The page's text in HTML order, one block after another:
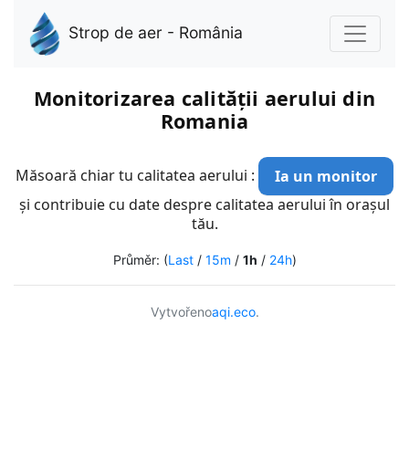
Strop de aer - România
Monitorizarea calității aerului din
Romania
Măsoară chiar tu calitatea aerului :
Ia un monitor
și contribuie cu date despre calitatea aerului în orașul
tău.
Průměr: (Last/ 15m / 1h / 24h)
Vytvořenoaqi.eco.